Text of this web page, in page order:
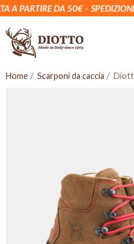
A PARTIRE DA 50€ SPEDIZIONE
Home Scarponi da caccia